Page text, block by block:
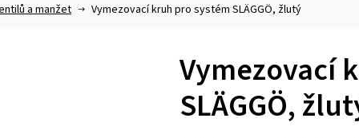
a manžet Vymezovací kruh pro systém SLÄGGÖ, žlutý
Vymezovací
SLÄGGÖ,